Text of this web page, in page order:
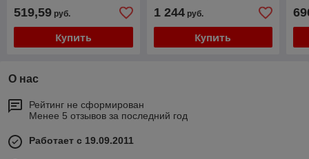
519,59 руб.
Купить
1 244руб.
Купить
О нас
Рейтинг не сформирован
Менее 5 отзывов за последний год
Работает с 19.09.2011